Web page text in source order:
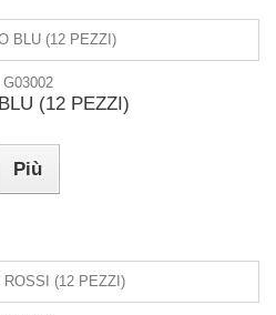
G03002
(12 PEZZI)
Più